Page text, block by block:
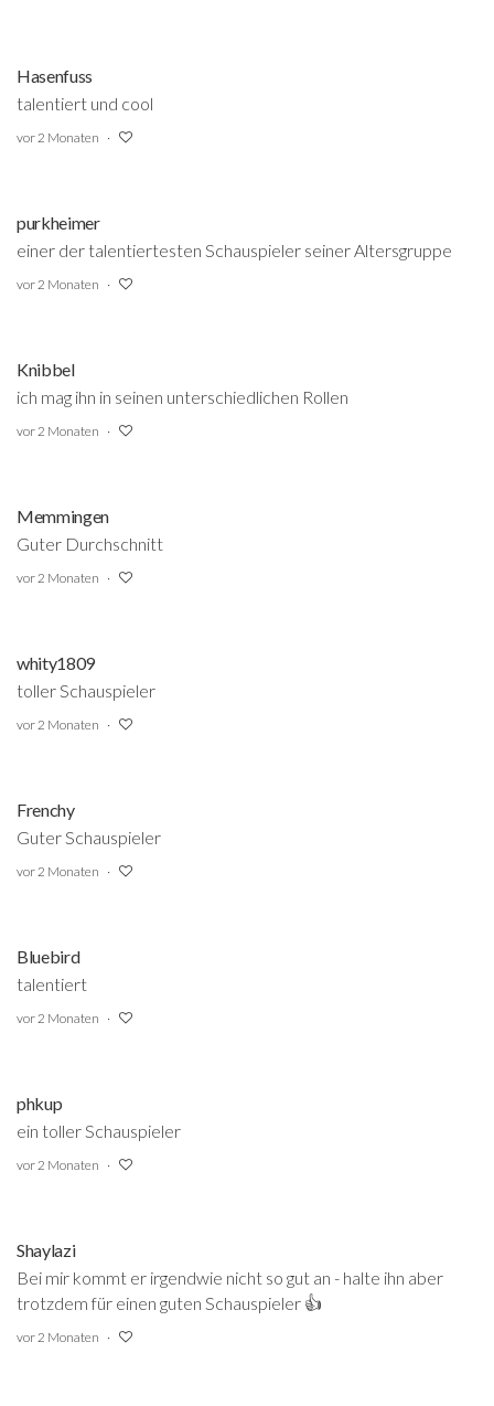
Hasenfuss
talentiert und cool
vor 2 Monaten
purkheimer
einer der talentiertesten Schauspieler seiner Altersgruppe
vor 2 Monaten
Knibbel
ich mag ihn in seinen unterschiedlichen Rollen
vor 2 Monaten
Memmingen
Guter Durchschnitt
vor 2 Monaten
whity1809
toller Schauspieler
vor 2 Monaten
Frenchy
Guter Schauspieler
vor 2 Monaten
Bluebird
talentiert
vor 2 Monaten
phkup
ein toller Schauspieler
vor 2 Monaten
Shaylazi
Bei mir kommt er irgendwie nicht so gut an - halte ihn aber
trotzdem für einen guten Schauspieler 👍
vor 2 Monaten